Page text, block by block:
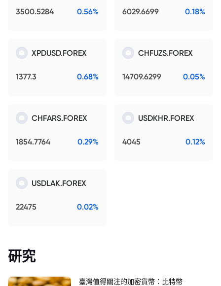
3500.5284 0.56% 6029.6699 0.18%
XPDUSD.FOREX
1377.3 0.68%
CHFUZS.FOREX
14709.6299 0.05%
CHFARS.FOREX
1854.7764 0.29%
USDKHR.FOREX
4045 0.12%
USDLAK.FOREX
22475 0.02%
研究
臺灣值得關注的加密貨幣：比特幣